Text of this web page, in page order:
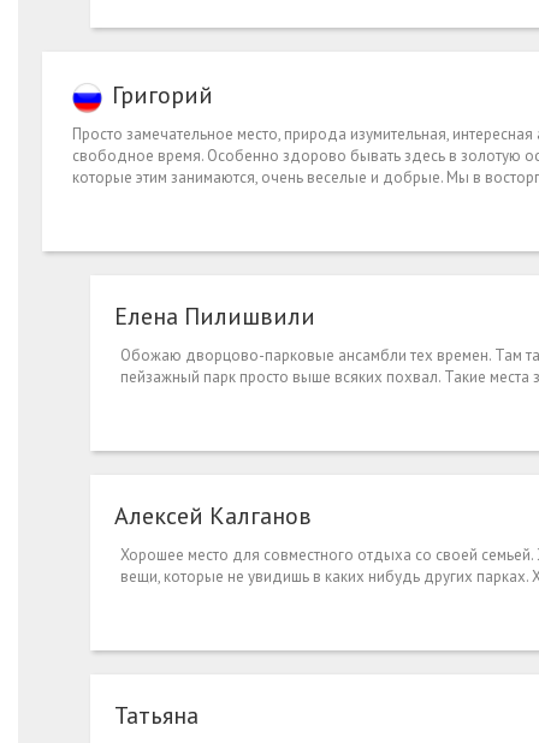
Григорий
Просто замечательное место, природа изумительная,
свободное время. Особенно здорово бывать здесь в золотую
которые этим занимаются, очень веселые и добрые. Мы в
Елена Пилишвили
Обожаю дворцово-парковые ансамбли тех времен. Там
пейзажный парк просто выше всяких похвал. Такие
Алексей Калганов
Хорошее место для совместного отдыха со своей
вещи, которые не увидишь в каких нибудь других парках.
Татьяна